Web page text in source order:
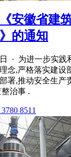
安徽省建
的通知
日 · 为进一步实践
念,严格落实建设
署,推动安全生产
治事 .
8511